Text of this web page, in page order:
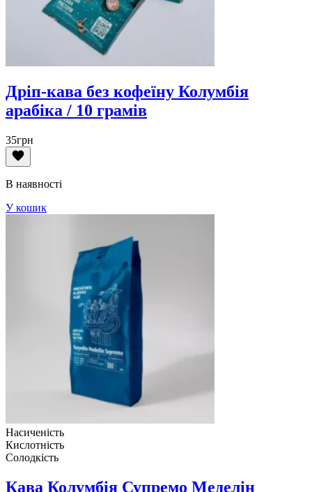
Дріп-кава без кофеїну Колумбія
арабіка / 10 грамів
35грн
В наявності
У кошик
Насиченість
Кислотність
Солодкість
Кава Колумбія Супремо Меделін